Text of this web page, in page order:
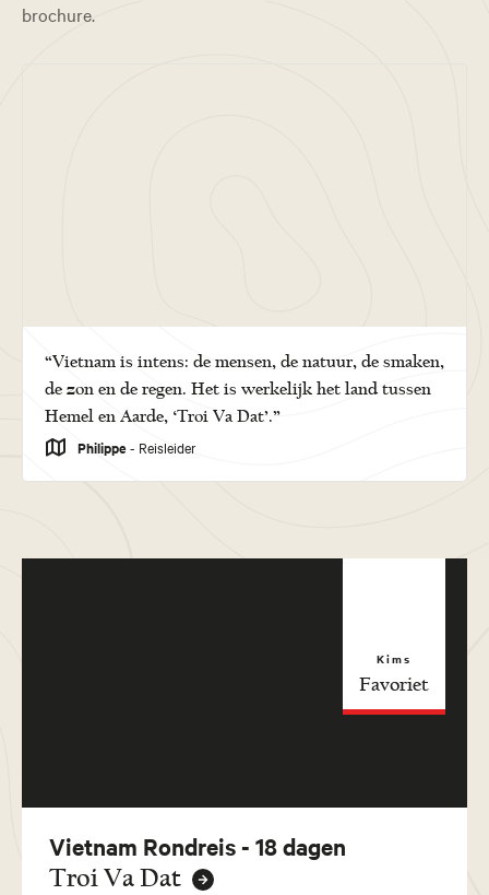
brochure.
“Vietnam is intens: de mensen, de natuur, de smaken,
de zon en de regen. Het is werkelijk het land tussen
Hemel en Aarde, ‘Troi Va Dat’.”
Philippe- Reisleider
Kims
Favoriet
Vietnam Rondreis - 18 dagen
Troi Va Dat